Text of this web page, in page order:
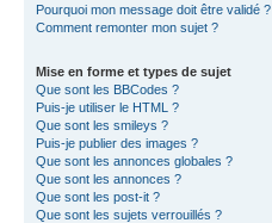
Pourquoi mon message doit être validé ?
Comment remonter mon sujet ?
Mise en forme et types de sujet
Que sont les BBCodes ?
Puis-je utiliser le HTML ?
Que sont les smileys ?
Puis-je publier des images ?
Que sont les annonces globales ?
Que sont les annonces ?
Que sont les post-it ?
Que sont les sujets verrouillés ?